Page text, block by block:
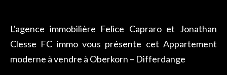
L'agence immobilière Felice Capraro et Jonathan
Clesse FC immo vous présente cet Appartement
moderne à vendre à Oberkorn – Differdange